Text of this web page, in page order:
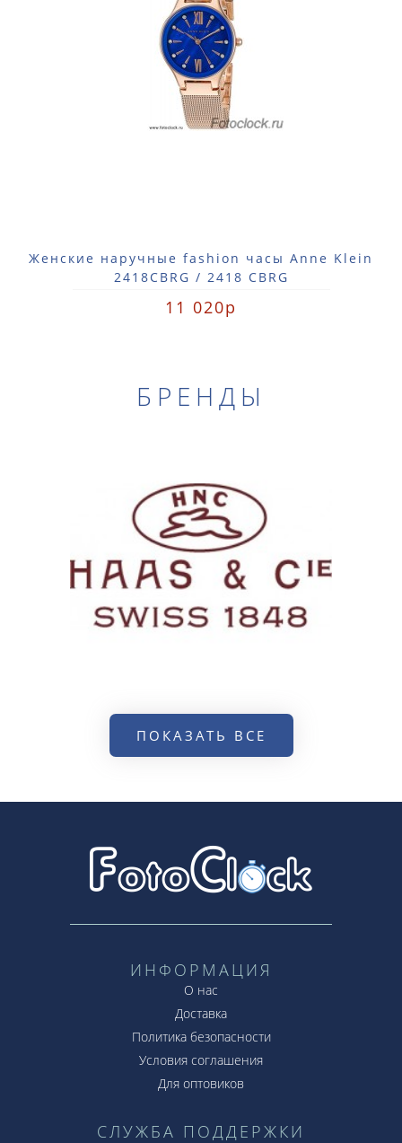
Женские наручные fashion часы Anne Klein
2418CBRG / 2418 CBRG
11 020р
БРЕНДЫ
ПОКАЗАТЬ ВСЕ
ИНФОРМАЦИЯ
О нас
Доставка
Политика безопасности
Условия соглашения
Для оптовиков
СЛУЖБА ПОДДЕРЖКИ